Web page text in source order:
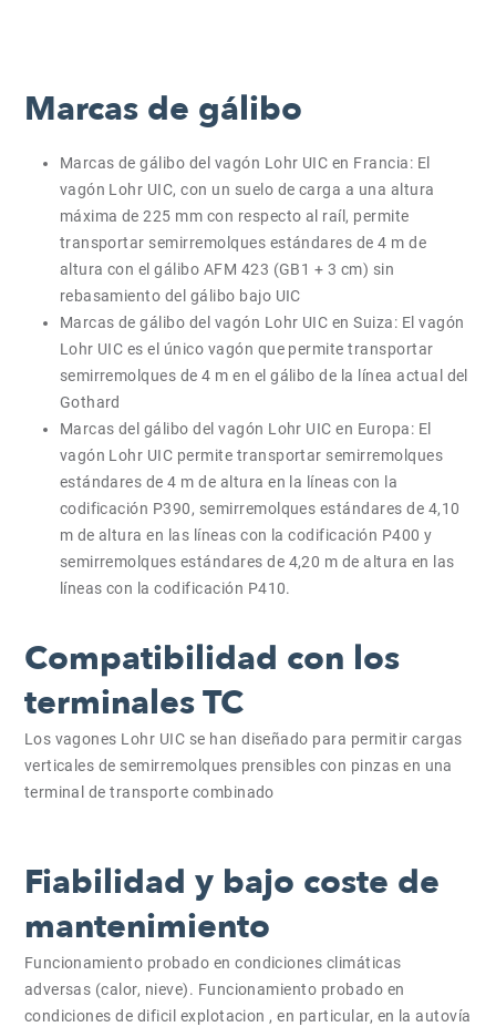
Marcas de gálibo
Marcas de gálibo del vagón Lohr UIC en Francia: El
vagón Lohr UIC, con un suelo de carga a una altura
máxima de 225 mm con respecto al raíl, permite
transportar semirremolques estándares de 4 m de
altura con el gálibo AFM 423 (GB1 + 3 cm) sin
rebasamiento del gálibo bajo UIC
Marcas de gálibo del vagón Lohr UIC en Suiza: El vagón
Lohr UIC es el único vagón que permite transportar
semirremolques de 4 m en el gálibo de la línea actual del
Gothard
Marcas del gálibo del vagón Lohr UIC en Europa: El
vagón Lohr UIC permite transportar semirremolques
estándares de 4 m de altura en la líneas con la
codificación P390, semirremolques estándares de 4,10
m de altura en las líneas con la codificación P400 y
semirremolques estándares de 4,20 m de altura en las
líneas con la codificación P410.
Compatibilidad con los
terminales TC
Los vagones Lohr UIC se han diseñado para permitir cargas
verticales de semirremolques prensibles con pinzas en una
terminal de transporte combinado
Fiabilidad y bajo coste de
mantenimiento
Funcionamiento probado en condiciones climáticas
adversas (calor, nieve). Funcionamiento probado en
condiciones de dificil explotacion , en particular, en la autovía